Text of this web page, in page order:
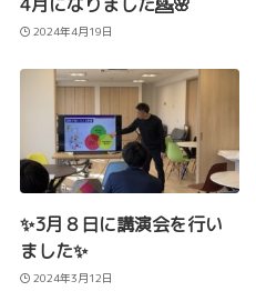
2024年4月19日
✨3月８日に講演会を行い
ました✨
2024年3月12日